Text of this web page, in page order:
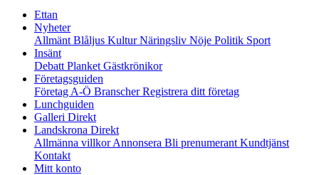
Ettan
Nyheter
Allmänt Blåljus KulturNäringsliv Nöje Politik Sport
Insänt
Debatt Planket Gästkrönikor
Företagsguiden
Företag A-Ö BranscherRegistrera ditt företag
Lunchguiden
Galleri Direkt
Landskrona Direkt
Allmänna villkorAnnonsera Bli prenumerant Kundtjänst
Kontakt
Mitt konto